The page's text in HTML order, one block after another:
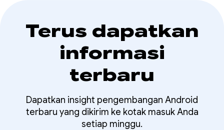
Terus dapatkan
informasi
terbaru
Dapatkan insight pengembangan Android
terbaru yang dikirim ke kotak masuk Anda
setiap minggu.